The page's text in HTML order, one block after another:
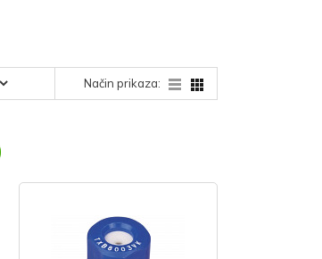
Način prikaza: